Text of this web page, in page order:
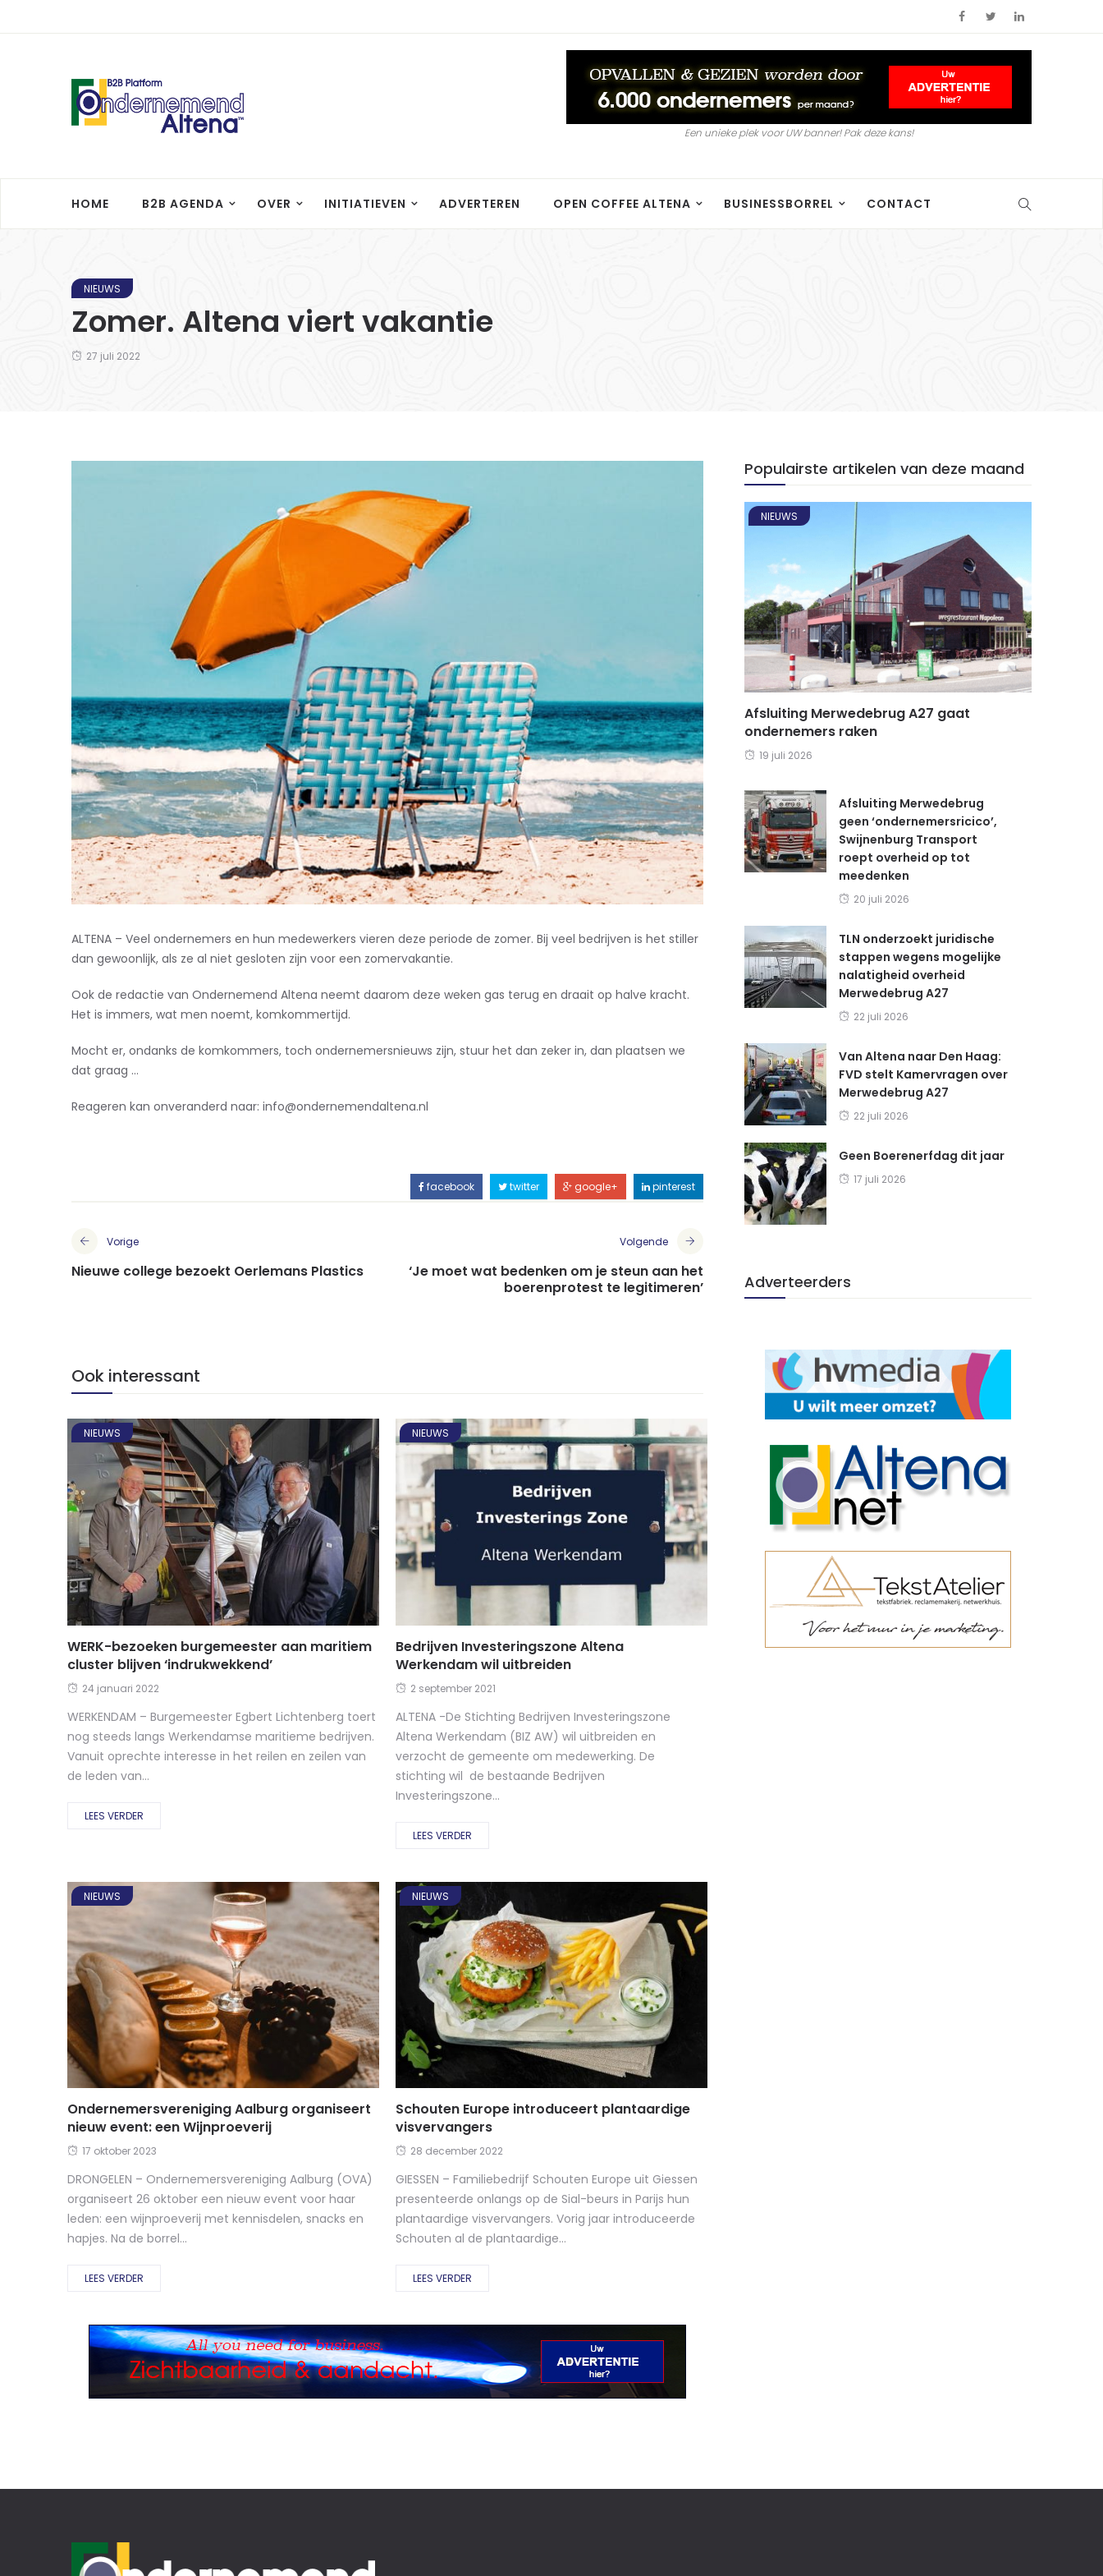
Een unieke plek voor UW banner! Pak deze kans!
HOME B2B AGENDA OVER INITIATIEVEN ADVERTEREN OPEN COFFEE ALTENA BUSINESSBORREL CONTACT
NIEUWS
Zomer. Altena viert vakantie
27 juli 2022
ALTENA – Veel ondernemers en hun medewerkers vieren deze periode de zomer. Bij veel bedrijven is het stiller
dan gewoonlijk, als ze al niet gesloten zijn voor een zomervakantie.
Ook de redactie van Ondernemend Altena neemt daarom deze weken gas terug en draait op halve kracht.
Het is immers, wat men noemt, komkommertijd.
Mocht er, ondanks de komkommers, toch ondernemersnieuws zijn, stuur het dan zeker in, dan plaatsen we
dat graag …
Reageren kan onveranderd naar: info@ondernemendaltena.nl
facebook twitter google+ pinterest
Vorige
Nieuwe college bezoekt Oerlemans Plastics
Volgende
‘Je moet wat bedenken om je steun aan het
boerenprotest te legitimeren’
Ook interessant
NIEUWS
WERK-bezoeken burgemeester aan maritiem
cluster blijven ‘indrukwekkend’
24 januari 2022
WERKENDAM – Burgemeester Egbert Lichtenberg toert
nog steeds langs Werkendamse maritieme bedrijven.
Vanuit oprechte interesse in het reilen en zeilen van
de leden van...
LEES VERDER
NIEUWS
Bedrijven Investeringszone Altena
Werkendam wil uitbreiden
2 september 2021
ALTENA -De Stichting Bedrijven Investeringszone
Altena Werkendam (BIZ AW) wil uitbreiden en
verzocht de gemeente om medewerking. De
stichting wil de bestaande Bedrijven
Investeringszone...
LEES VERDER
NIEUWS
Ondernemersvereniging Aalburg organiseert
nieuw event: een Wijnproeverij
17 oktober 2023
DRONGELEN – Ondernemersvereniging Aalburg (OVA)
organiseert 26 oktober een nieuw event voor haar
leden: een wijnproeverij met kennisdelen, snacks en
hapjes. Na de borrel...
LEES VERDER
NIEUWS
Schouten Europe introduceert plantaardige
visvervangers
28 december 2022
GIESSEN – Familiebedrijf Schouten Europe uit Giessen
presenteerde onlangs op de Sial-beurs in Parijs hun
plantaardige visvervangers. Vorig jaar introduceerde
Schouten al de plantaardige...
LEES VERDER
Populairste artikelen van deze maand
NIEUWS
Afsluiting Merwedebrug A27 gaat
ondernemers raken
19 juli 2026
Afsluiting Merwedebrug
geen ‘ondernemersricico’,
Swijnenburg Transport
roept overheid op tot
meedenken
20 juli 2026
TLN onderzoekt juridische
stappen wegens mogelijke
nalatigheid overheid
Merwedebrug A27
22 juli 2026
Van Altena naar Den Haag:
FVD stelt Kamervragen over
Merwedebrug A27
22 juli 2026
Geen Boerenerfdag dit jaar
17 juli 2026
Adverteerders